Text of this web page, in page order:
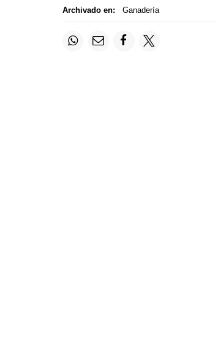
Archivado en: Ganadería